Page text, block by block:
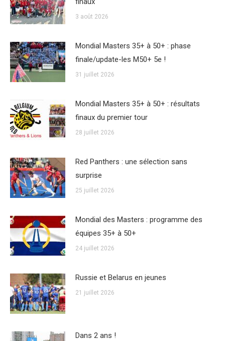
3 août 2026
Mondial Masters 35+ à 50+ : phase
finale/update-les M50+ 5e !
31 juillet 2026
Mondial Masters 35+ à 50+ : résultats
finaux du premier tour
28 juillet 2026
Red Panthers : une sélection sans
surprise
25 juillet 2026
Mondial des Masters : programme des
équipes 35+ à 50+
24 juillet 2026
Russie et Belarus en jeunes
21 juillet 2026
Dans 2 ans !